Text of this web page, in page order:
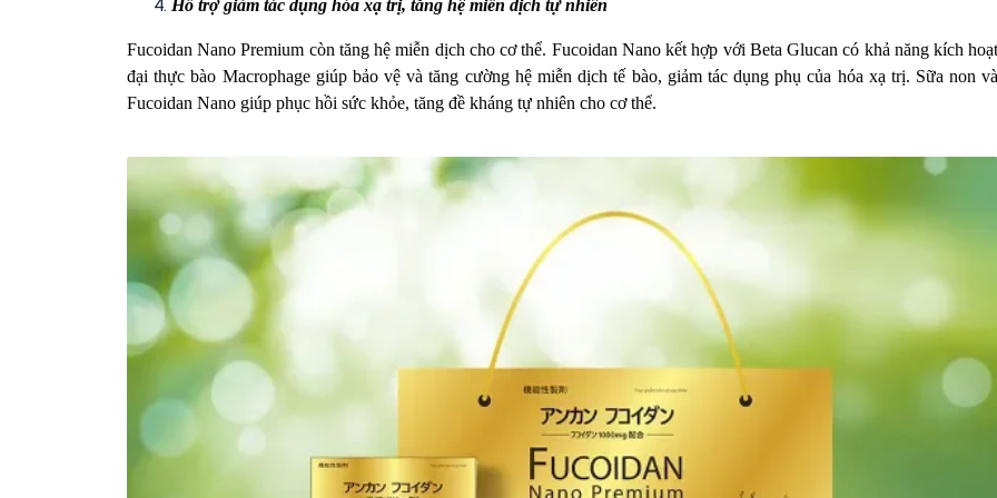
Hỗ trợ giảm tác dụng hóa xạ trị, tăng hệ miễn dịch tự nhiên
Fucoidan Nano Premium còn tăng hệ miễn dịch cho cơ thể. Fucoidan Nano kết hợp với Beta Glucan có khả năng kích
đại thực bào Macrophage giúp bảo vệ và tăng cường hệ miễn dịch tế bào, giảm tác dụng phụ của hóa xạ trị. Sữa non
Fucoidan Nano giúp phục hồi sức khỏe, tăng đề kháng tự nhiên cho cơ thể.